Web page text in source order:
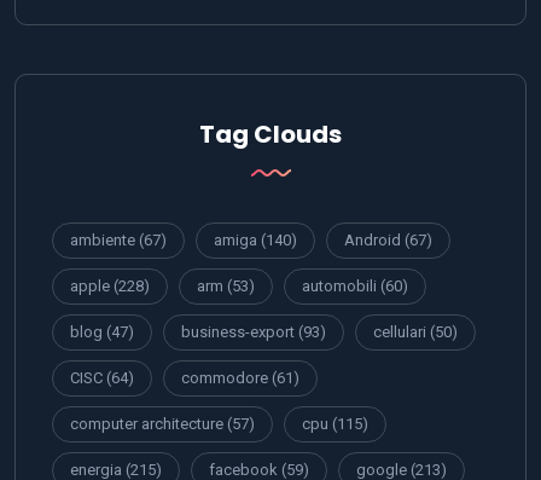
Tag Clouds
ambiente (67) amiga (140) Android (67)
apple (228) arm (53) automobili (60)
blog (47) business-export (93) cellulari (50)
CISC (64) commodore (61)
computer architecture (57) cpu (115)
energia (215) facebook (59) google (213)